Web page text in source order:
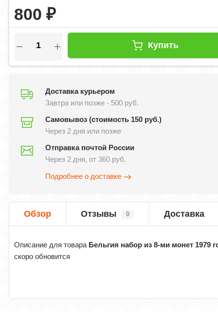
800₽
Купить
Доставка курьером
Завтра или позже - 500 руб.
Самовывоз (стоимость 150 руб.)
Через 2 дня или позже
Отправка почтой России
Через 2 дня, от 360 руб.
Подробнее о доставке
Обзор Отзывы 0 Доставка
Описание для товара Бельгия набор из 8-ми монет 1979
скоро обновится